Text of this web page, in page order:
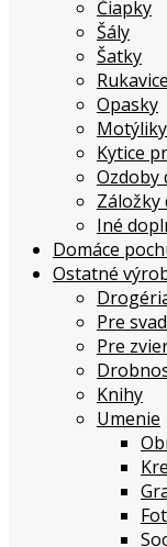
Čiapky
Šály
Šatky
Rukavice
Opasky
Motýliky
Kytice
Ozdoby
Záložky
Iné
Domáce
Ostatné
Pre
Pre
Knihy
Umenie